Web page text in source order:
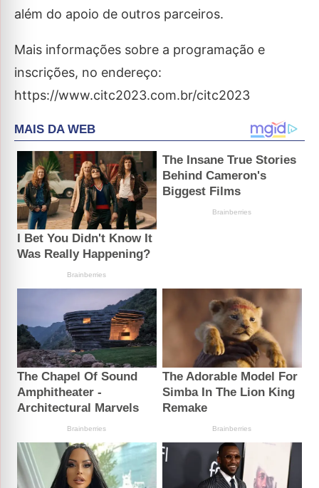
além do apoio de outros parceiros.
Mais informações sobre a programação e
inscrições, no endereço:
https://www.citc2023.com.br/citc2023